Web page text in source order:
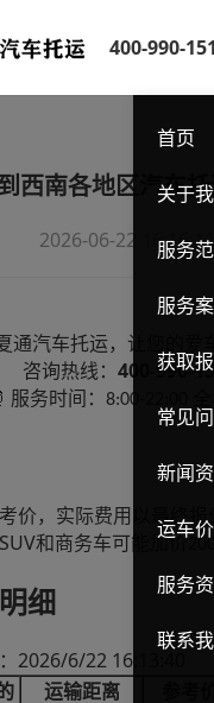
400-990-
首页
关于
服务
服务
获取
常见
新闻
运车
服务
联系
西南各地区汽车托
2026-06-22 16:16:11
通汽车托运，让您的爱
咨询热线： 400-990-
服务时间： 8:00-22:00
价，实际费用以最终报
SUV和商务车可能加价
细
2026/6/22 16:13:40
运输距离